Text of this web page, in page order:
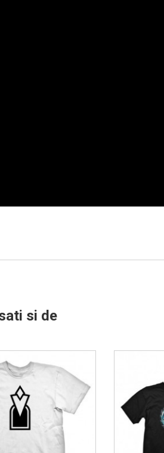
si de